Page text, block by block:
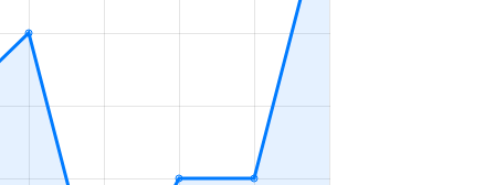
築9年
2023年1～3月
築1年 2023年1～3月